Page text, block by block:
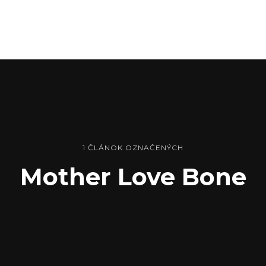
1 ČLÁNOK OZNAČENÝCH
Mother Love Bone